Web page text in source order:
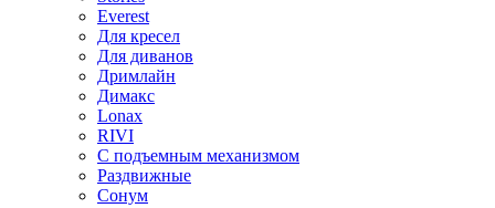
Everest
Для кресел
Для диванов
Дримлайн
Димакс
Lonax
RIVI
С подъемным механизмом
Раздвижные
Сонум